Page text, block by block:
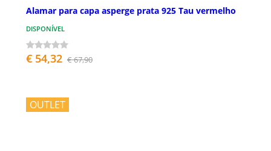
Alamar para capa asperge prata 925 Tau vermelho
DISPONÍVEL
€ 54,32 € 67,90
OUTLET